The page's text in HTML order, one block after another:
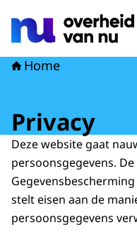
Home
Privacy
Deze website gaat
persoonsgegevens.
stelt eisen aan de
persoonsgegevens